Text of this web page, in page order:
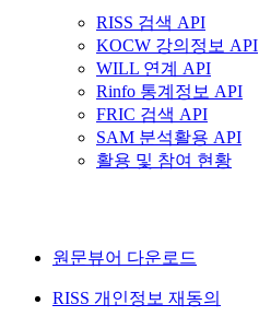
RISS 검색 API
KOCW 강의정보 API
WILL 연계 API
Rinfo 통계정보 API
FRIC 검색 API
SAM 분석활용 API
활용 및 참여 현황
원문뷰어 다운로드
RISS 개인정보 재동의